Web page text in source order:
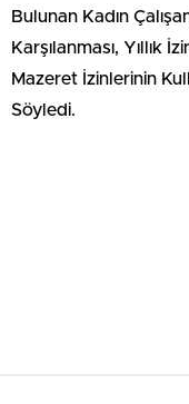
Bulunan Kadın
Karşılanması, Yıllık
Mazeret İzinlerinin
Söyledi.